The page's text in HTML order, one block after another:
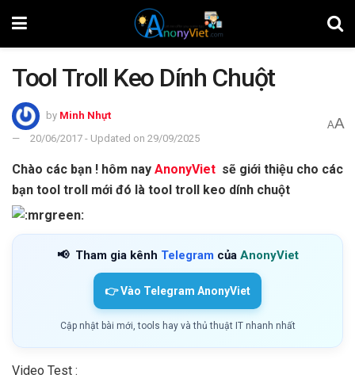
Tool Troll Keo Dính Chuột
by Minh Nhựt
20/06/2017 - Updated on 29/09/2025
AA
Chào các bạn ! hôm nay AnonyViet sẽ giới thiệu cho các
bạn tool troll mới đó là tool troll keo dính chuột
📢 Tham gia kênh Telegram của AnonyViet
👉 Vào Telegram AnonyViet
Cập nhật bài mới, tools hay và thủ thuật IT nhanh nhất
Video Test :